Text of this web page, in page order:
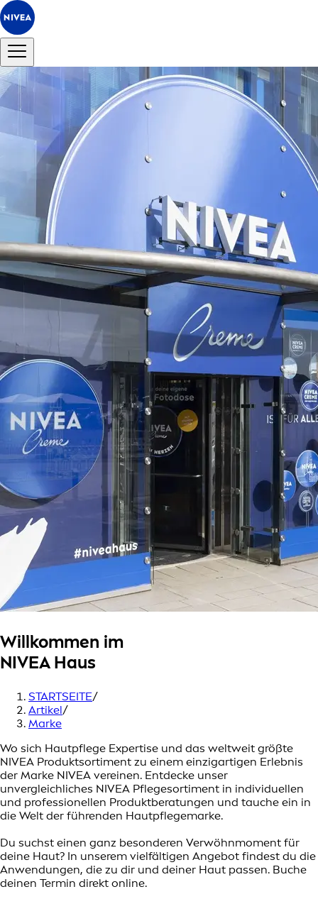
Willkommen im
NIVEA Haus
STARTSEITE/
Artikel/
Marke
Wo sich Hautpflege Expertise und das weltweit größte
NIVEA Produktsortiment zu einem einzigartigen Erlebnis
der Marke NIVEA vereinen. Entdecke unser
unvergleichliches NIVEA Pflegesortiment in individuellen
und professionellen Produktberatungen und tauche ein in
die Welt der führenden Hautpflegemarke.
Du suchst einen ganz besonderen Verwöhnmoment für
deine Haut? In unserem vielfältigen Angebot findest du die
Anwendungen, die zu dir und deiner Haut passen. Buche
deinen Termin direkt online.